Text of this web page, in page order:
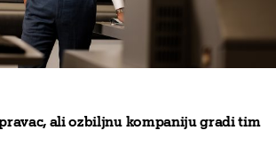
ali ozbiljnu kompaniju gradi tim